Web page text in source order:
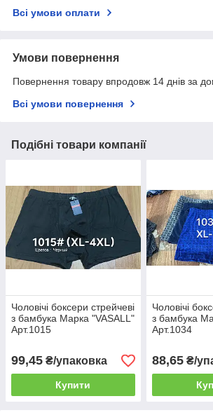
Всі умови оплати
Умови повернення
Повернення товару впродовж 14 днів за
Всі умови повернення
Подібні товари компанії
Чоловічі боксери стрейчеві
з бамбука Марка "VASALL"
Арт.1015
99,45 ₴/упаковка
Купити
Чоловічі
з бамбука
Арт.1034
88,65₴/